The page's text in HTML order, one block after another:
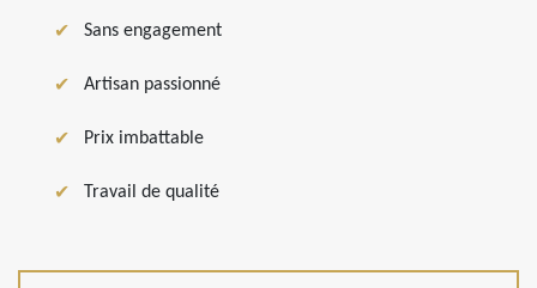
Sans engagement
Artisan passionné
Prix imbattable
Travail de qualité